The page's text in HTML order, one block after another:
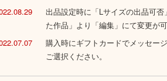
出品設定時に「Lサイズの出品可
た作品」より「編集」にて変更が可
購入時にギフトカードでメッセー
ご選択ください。